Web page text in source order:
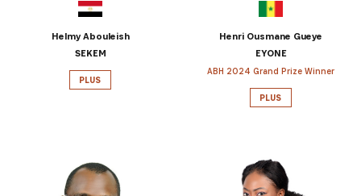
Helmy Abouleish
SEKEM
PLUS
Henri Ousmane Gueye
EYONE
ABH 2024 Grand Prize Winner
PLUS